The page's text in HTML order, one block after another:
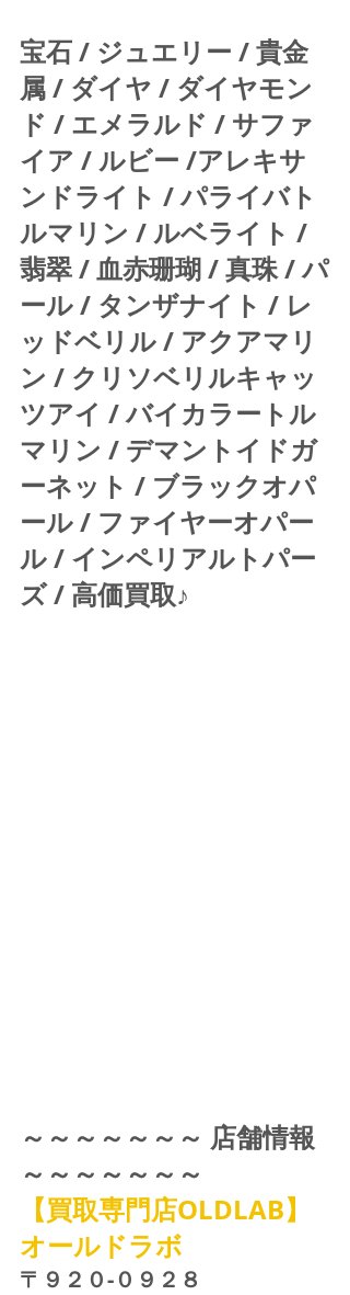
宝石 / ジュエリー / 貴金
属 / ダイヤ / ダイヤモン
ド / エメラルド / サファ
イア / ルビー /アレキサ
ンドライト / パライバト
ルマリン / ルベライト /
翡翠 / 血赤珊瑚 / 真珠 / パ
ール / タンザナイト / レ
ッドベリル / アクアマリ
ン / クリソベリルキャッ
ツアイ / バイカラートル
マリン / デマントイドガ
ーネット / ブラックオパ
ール / ファイヤーオパー
ル / インペリアルトパー
ズ / 高価買取♪
～～～～～～～ 店舗情報
～～～～～～～
【買取専門店OLDLAB】
オールドラボ
〒９２０-０９２８